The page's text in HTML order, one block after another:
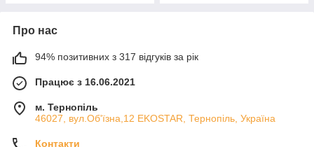
Про нас
94% позитивних з 317 відгуків за рік
Працює з 16.06.2021
м. Тернопіль
46027, вул.Об'їзна,12 EKOSTAR, Тернопіль, Україна
Контакти